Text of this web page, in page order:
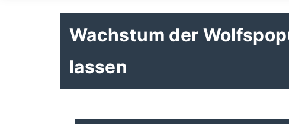
Wachstum der
lassen